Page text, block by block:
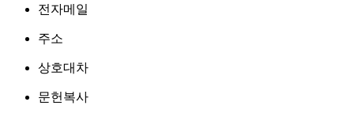
전자메일
주소
상호대차
문헌복사